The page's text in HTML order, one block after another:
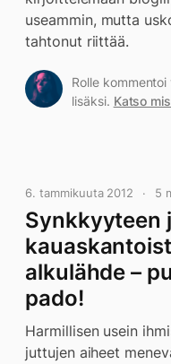
useammin, mutta
tahtonut riittää.
Rolle
lisäksi. Katso
6. tammikuuta 2012 5
Synkkyyteen
alkulähde –
pado!
Harmillisen usein
juttujen aiheet